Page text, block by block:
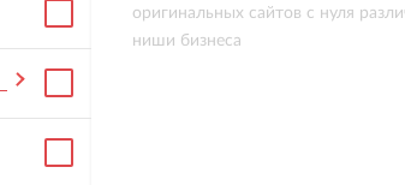
оригинальных сайтов с нуля
ниши бизнеса